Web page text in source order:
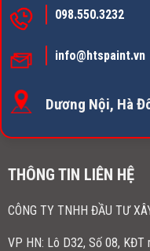
098.550.3232
info@htspaint.vn
Dương Nội, Hà
THÔNG TIN LIÊN HỆ
CÔNG TY TNHH ĐẦU TƯ
VP HN: Lô D32, Số 08, KĐT